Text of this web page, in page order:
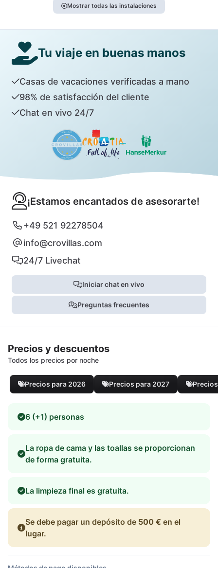
Mostrar todas las instalaciones
Tu viaje en buenas manos
Casas de vacaciones verificadas a mano
98% de satisfacción del cliente
Chat en vivo 24/7
¡Estamos encantados de asesorarte!
+49 521 92278504
info@crovillas.com
24/7 Livechat
Iniciar chat en vivo
Preguntas frecuentes
Precios y descuentos
Todos los precios por noche
Precios para 2026 Precios para 2027
6 (+1) personas
La ropa de cama y las toallas se proporcionan
de forma gratuita.
La limpieza final es gratuita.
Se debe pagar un depósito de 500 € en el
lugar.